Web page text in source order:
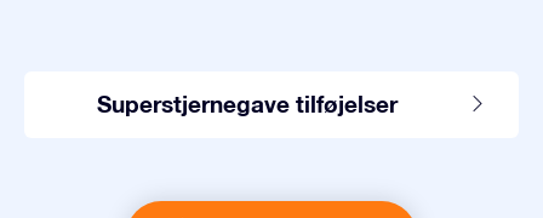
Superstjernegave tilføjelser